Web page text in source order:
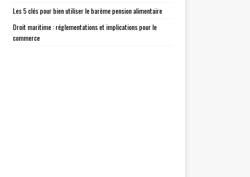
Les 5 clés pour bien utiliser le barème pension alimentaire
Droit maritime : réglementations et implications pour le
commerce